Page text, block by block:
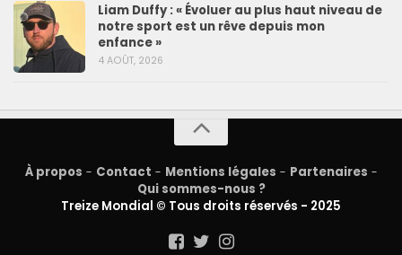
Liam Duffy : « Évoluer au plus haut niveau de
notre sport est un rêve depuis mon
enfance »
4 AOÛT, 2026
À propos - Contact - Mentions légales - Partenaires -
Qui sommes-nous ?
Treize Mondial © Tous droits réservés - 2025